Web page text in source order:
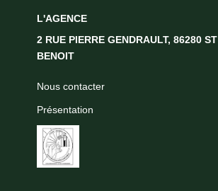
L'AGENCE
2 RUE PIERRE GENDRAULT, 86280 ST
BENOIT
Nous contacter
Présentation